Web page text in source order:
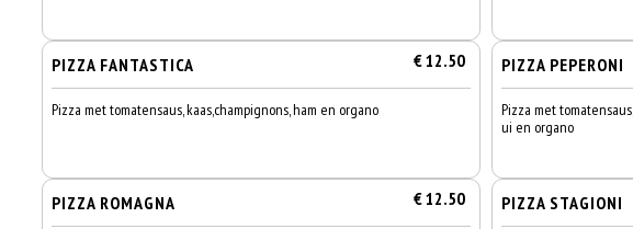
PIZZA FANTASTICA € 12.50
Pizza met tomatensaus, kaas,champignons, ham en organo
PIZZA PEPERONI
Pizza met
ui en organo
PIZZA ROMAGNA € 12.50 PIZZA STAGIONI